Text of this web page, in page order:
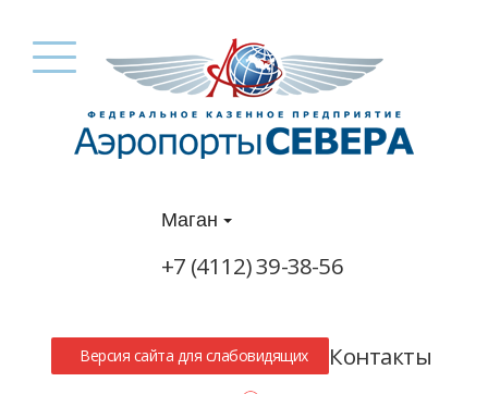
Маган
+7 (4112) 39-38-56
Версия сайта для слабовидящих Контакты